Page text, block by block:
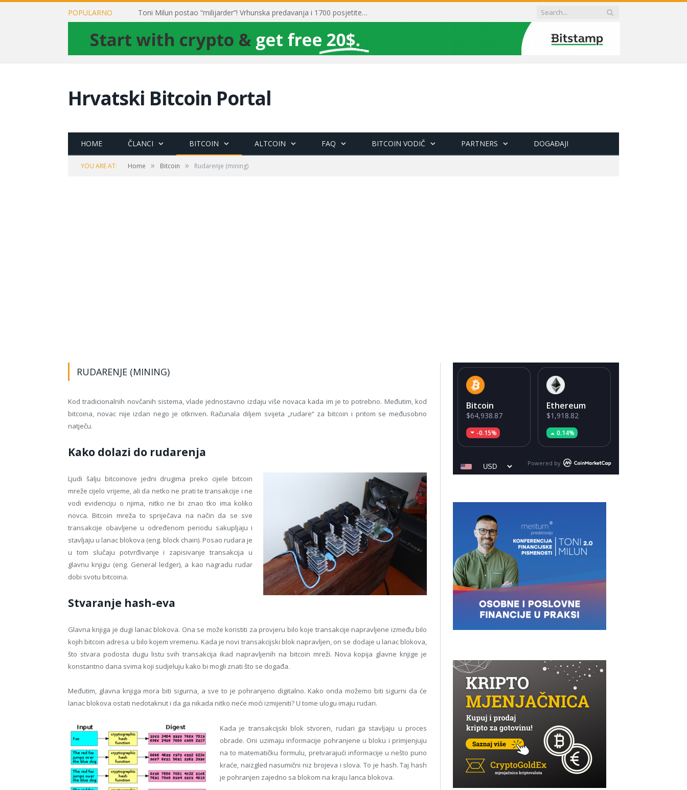
POPULARNO Toni Milun postao “milijarder”! Vrhunska predavanja i 1700 posjetitelja obilježili su mjesec financijske pismenosti
Hrvatski Bitcoin Portal
HOME ČLANCI BITCOIN ALTCOIN FAQ BITCOIN VODIČ PARTNERS DOGAĐAJI
YOU ARE AT: Home » Bitcoin » Rudarenje (mining)
RUDARENJE (MINING)
Kod tradicionalnih novčanih sistema, vlade jednostavno izdaju više novaca kada im je to potrebno. Međutim, kod
bitcoina, novac nije izdan nego je otkriven. Računala diljem svijeta „rudare“ za bitcoin i pritom se međusobno
natječu.
Kako dolazi do rudarenja
Ljudi šalju bitcoinove jedni drugima preko cijele bitcoin
mreže cijelo vrijeme, ali da netko ne prati te transakcije i ne
vodi evidenciju o njima, nitko ne bi znao tko ima koliko
novca. Bitcoin mreža to spriječava na način da se sve
transakcije obavljene u određenom periodu sakupljaju i
stavljaju u lanac blokova (eng. block chain). Posao rudara je
u tom slučaju potvrđivanje i zapisivanje transakcija u
glavnu knjigu (eng. General ledger), a kao nagradu rudar
dobi svotu bitcoina.
Stvaranje hash-eva
Glavna knjiga je dugi lanac blokova. Ona se može koristiti za provjeru bilo koje transakcije napravljene između bilo
kojih bitcoin adresa u bilo kojem vremenu. Kada je novi transakcijski blok napravljen, on se dodaje u lanac blokova,
što stvara podosta dugu listu svih transakcija ikad napravljenih na bitcoin mreži. Nova kopija glavne knjige je
konstantno dana svima koji sudjeluju kako bi mogli znati što se događa.
Međutim, glavna knjiga mora biti sigurna, a sve to je pohranjeno digitalno. Kako onda možemo biti sigurni da će
lanac blokova ostati nedotaknut i da ga nikada nitko neće moći izmijeniti? U tome ulogu imaju rudari.
Kada je transakcijski blok stvoren, rudari ga stavljaju u proces
obrade. Oni uzimaju informacije pohranjene u bloku i primjenjuju
na to matematičku formulu, pretvarajući informacije u nešto puno
kraće, naizgled nasumični niz brojeva i slova. To je hash. Taj hash
je pohranjen zajedno sa blokom na kraju lanca blokova.
Bitcoin
$64,938.87
-0.15%
Ethereum
$1,918.82
0.14%
Powered by